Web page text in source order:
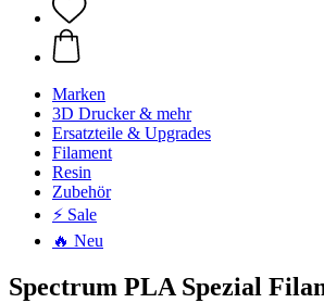
Marken
3D Drucker & mehr
Ersatzteile & Upgrades
Filament
Resin
Zubehör
⚡ Sale
🔥 Neu
Spectrum PLA Spezial